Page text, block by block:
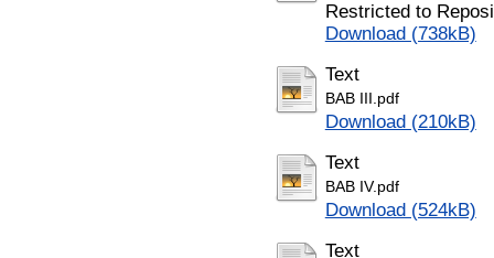
Restricted to
Download (738kB)
Text
BAB III.pdf
Download (210kB)
Text
BAB IV.pdf
Download (524kB)
Text